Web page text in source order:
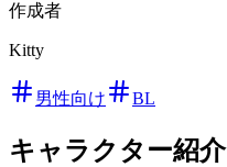
作成者
Kitty
男性向け BL
キャラクター紹介